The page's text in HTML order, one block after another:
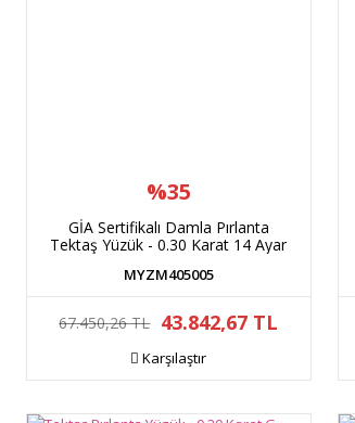
%35
GİA Sertifikalı Damla Pırlanta
Tektaş Yüzük - 0.30 Karat 14 Ayar
MYZM405005
67.450,26 TL 43.842,67 TL
Karşılaştır